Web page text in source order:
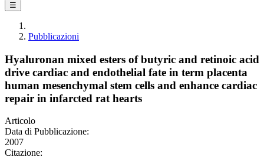
☰
Pubblicazioni
Hyaluronan mixed esters of butyric and retinoic acid
drive cardiac and endothelial fate in term placenta
human mesenchymal stem cells and enhance cardiac
repair in infarcted rat hearts
Articolo
Data di Pubblicazione:
2007
Citazione: